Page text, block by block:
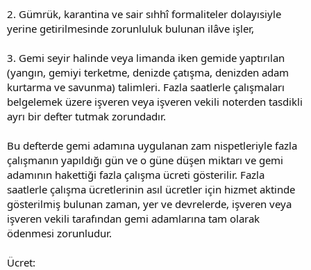
2. Gümrük, karantina ve sair sıhhî formaliteler dolayısiyle
yerine getirilmesinde zorunluluk bulunan ilâve işler,
3. Gemi seyir halinde veya limanda iken gemide yaptırılan
(yangın, gemiyi terketme, denizde çatışma, denizden adam
kurtarma ve savunma) talimleri. Fazla saatlerle çalışmaları
belgelemek üzere işveren veya işveren vekili noterden tasdikli
ayrı bir defter tutmak zorundadır.
Bu defterde gemi adamına uygulanan zam nispetleriyle fazla
çalışmanın yapıldığı gün ve o güne düşen miktarı ve gemi
adamının hakettiği fazla çalışma ücreti gösterilir. Fazla
saatlerle çalışma ücretlerinin asıl ücretler için hizmet aktinde
gösterilmiş bulunan zaman, yer ve devrelerde, işveren veya
işveren vekili tarafından gemi adamlarına tam olarak
ödenmesi zorunludur.
Ücret: